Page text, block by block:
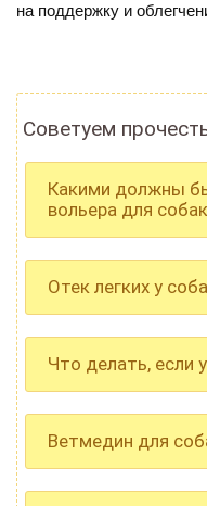
на поддержку и
Советуем
Какими должны
вольера для
Отек легких у
Что делать, если
Ветмедин для